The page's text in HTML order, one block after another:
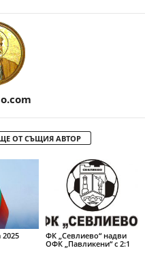
ОТ СЪЩИЯ АВТОР
ФК „Севлиево“ надви
ОФК „Павликени“ с 2:1